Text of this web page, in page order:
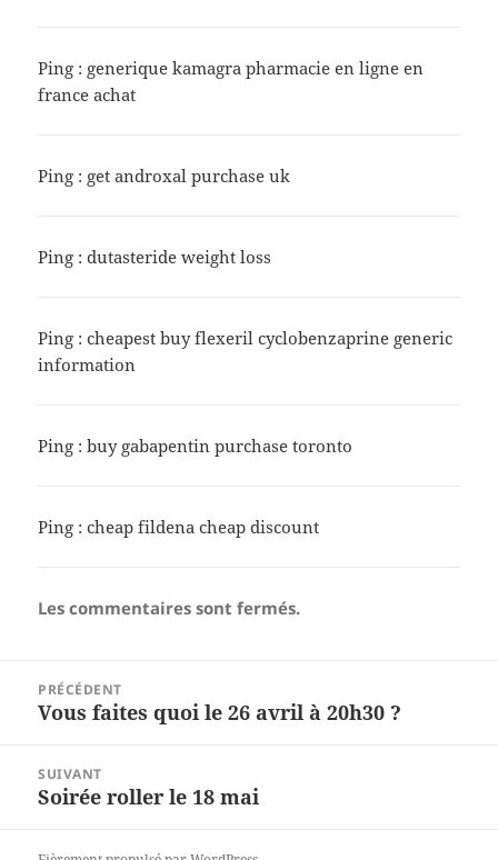
Ping : generique kamagra pharmacie en ligne en
france achat
Ping : get androxal purchase uk
Ping :dutasteride weight loss
Ping :cheapest buy flexeril cyclobenzaprine generic
information
Ping :buy gabapentin purchase toronto
Ping :cheap fildena cheap discount
Les commentaires sont fermés.
l’article
PRÉCÉDENT
Article
Vous faites quoi le 26 avril à 20h30 ?
SUIVANT
Article
Soirée roller le 18 mai